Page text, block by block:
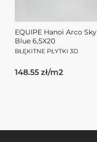
EQUIPE Hanoi Arco Sky
Blue 6,5X20
BŁĘKITNE PŁYTKI 3D
148.55 zł/m2